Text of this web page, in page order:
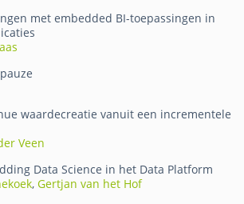
met embedded BI-toepassingen in
waardecreatie vanuit een incrementele
Veen
Data Science in het Data Platform
, Gertjan van het Hof